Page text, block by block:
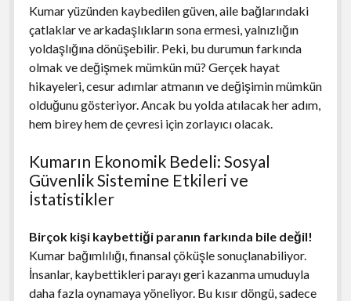
Kumar yüzünden kaybedilen güven, aile bağlarındaki
çatlaklar ve arkadaşlıkların sona ermesi, yalnızlığın
yoldaşlığına dönüşebilir. Peki, bu durumun farkında
olmak ve değişmek mümkün mü? Gerçek hayat
hikayeleri, cesur adımlar atmanın ve değişimin mümkün
olduğunu gösteriyor. Ancak bu yolda atılacak her adım,
hem birey hem de çevresi için zorlayıcı olacak.
Kumarın Ekonomik Bedeli: Sosyal
Güvenlik Sistemine Etkileri ve
İstatistikler
Birçok kişi kaybettiği paranın farkında bile değil!
Kumar bağımlılığı, finansal çöküşle sonuçlanabiliyor.
İnsanlar, kaybettikleri parayı geri kazanma umuduyla
daha fazla oynamaya yöneliyor. Bu kısır döngü, sadece